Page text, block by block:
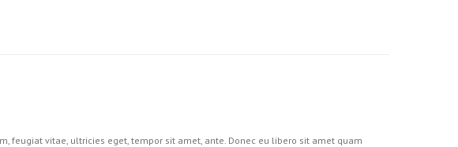
feugiat vitae, ultricies eget, tempor sit amet, ante. Donec eu libero sit amet quam